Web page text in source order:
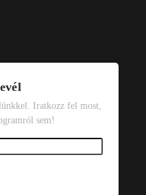
Iratkozz fel most,
sem!